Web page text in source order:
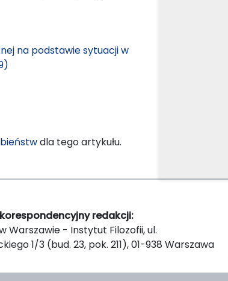
na podstawie sytuacji w
dla tego artykułu.
redakcji:
Warszawie - Instytut Filozofii, ul.
1/3 (bud. 23, pok. 211), 01-938 Warszawa